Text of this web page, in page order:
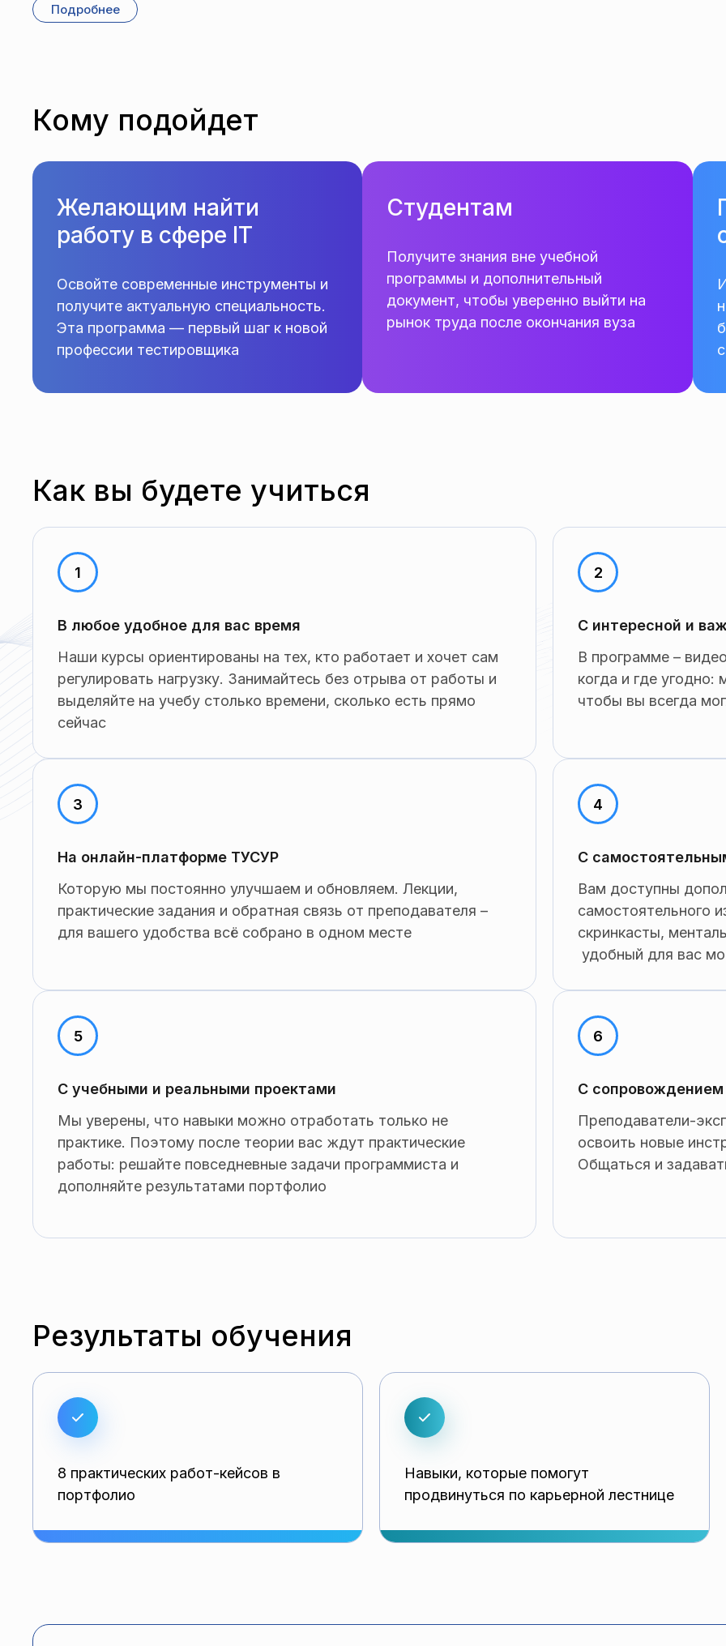
Подробнее
Кому подойдет
Желающим найти
работу в сфере IT
Освойте современные инструменты и
получите актуальную специальность.
Эта программа — первый шаг к новой
профессии тестировщика
Cтудентам
Получите знания вне учебной
программы и дополнительный
документ, чтобы уверенно выйти на
рынок труда после окончания вуза
Как вы будете учиться
В любое удобное для вас время
Наши курсы ориентированы на тех, кто работает и хочет сам
регулировать нагрузку. Занимайтесь без отрыва от работы и
выделяйте на учебу столько времени, сколько есть прямо
сейчас
С интересной и
В программе –
когда и где
чтобы вы всегда
На онлайн-платформе ТУСУР
Которую мы постоянно улучшаем и обновляем. Лекции,
практические задания и обратная связь от преподавателя –
для вашего удобства всё собрано в одном месте
С
Вам доступны
самостоятельного
скринкасты,
удобный для вас
С учебными и реальными проектами
Мы уверены, что навыки можно отработать только не
практике. Поэтому после теории вас ждут практические
работы: решайте повседневные задачи программиста и
дополняйте результатами портфолио
С сопровождением
Преподаватели-
освоить новые
Общаться и
Результаты обучения
8 практических работ-кейсов в
портфолио
Навыки, которые помогут
продвинуться по карьерной лестнице